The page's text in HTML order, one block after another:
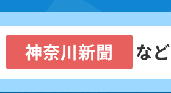
神奈川新聞 な